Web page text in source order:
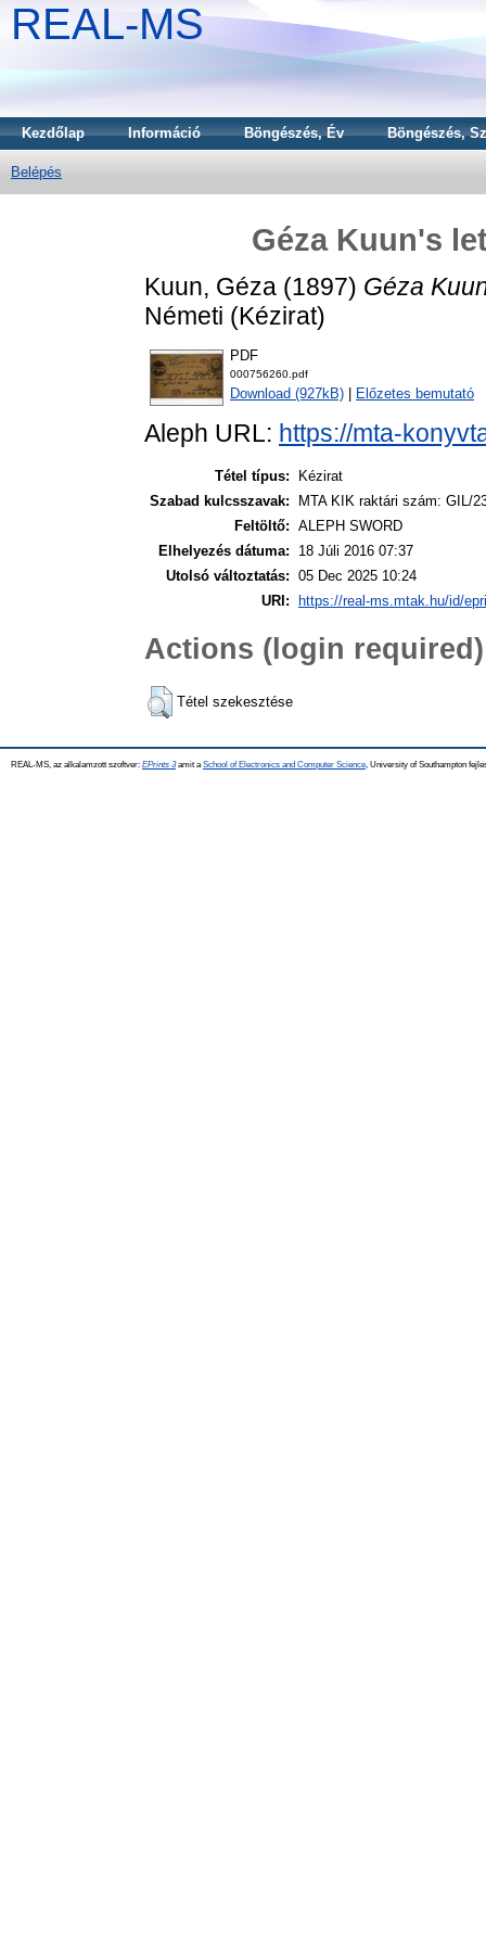
REAL-MS
Kezdőlap Információ Böngészés, Év Böngészés,
Belépés
Géza Kuun's
Kuun, Géza (1897) Géza
Németi (Kézirat)
PDF
000756260.pdf
Download (927kB) Előzetes bemutató
Aleph URL: https://mta-
Tétel típus:
Kézirat
Szabad kulcsszavak:
MTA KIK raktári szám: GIL/
Feltöltő: ALEPH SWORD
Elhelyezés dátuma:
18 Júli 2016 07:37
Utolsó változtatás: 05 Dec 2025 10:24
URI:
https://real-ms.mtak.hu/id/
Actions (login required)
Tétel szekesztése
REAL-MS, az alkalamzott szoftver: EPrints 3amit a School of Electronics and Computer Science , University of Southampton